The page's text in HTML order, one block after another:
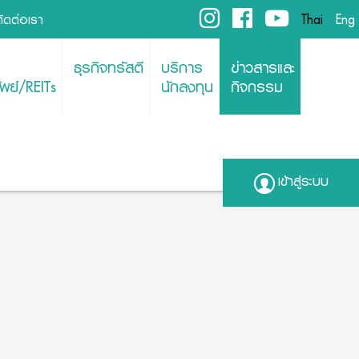
ต่อเรา Thai Eng
/REITs
ธุรกิจทรัสตี บริการ
นักลงทุน
ข่าวสารและ
กิจกรรม
เข้าสู่ระบบ